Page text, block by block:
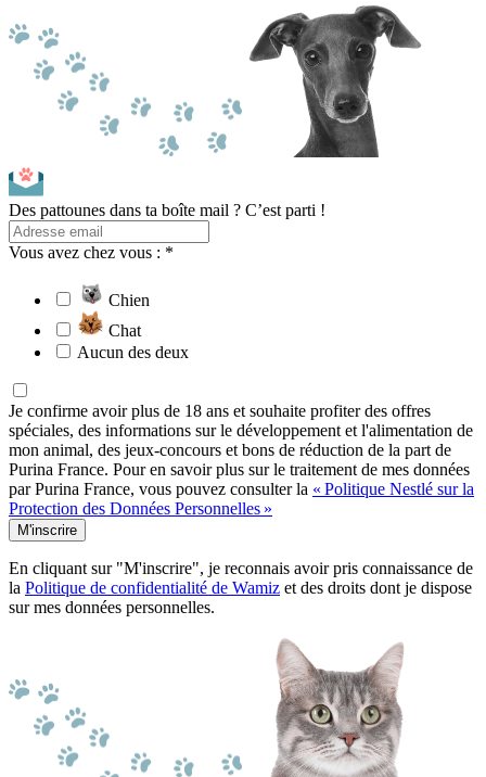
Des pattounes dans ta boîte mail ? C’est parti !
Vous avez chez vous : *
Chien
Chat
Aucun des deux
Je confirme avoir plus de 18 ans et souhaite profiter des offres
spéciales, des informations sur le développement et l'alimentation de
mon animal, des jeux-concours et bons de réduction de la part de
Purina France. Pour en savoir plus sur le traitement de mes données
par Purina France, vous pouvez consulter la « Politique Nestlé sur la
Protection des Données Personnelles »
M'inscrire
En cliquant sur "M'inscrire", je reconnais avoir pris connaissance de
la Politique de confidentialité de Wamiz et des droits dont je dispose
sur mes données personnelles.